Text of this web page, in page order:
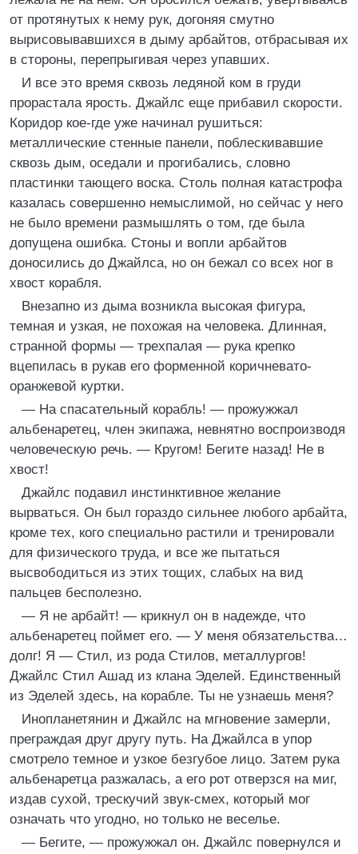
от протянутых к нему рук, догоняя смутно
вырисовывавшихся в дыму арбайтов, отбрасывая их
в стороны, перепрыгивая через упавших.
И все это время сквозь ледяной ком в груди
прорастала ярость. Джайлс еще прибавил скорости.
Коридор кое-где уже начинал рушиться:
металлические стенные панели, поблескивавшие
сквозь дым, оседали и прогибались, словно
пластинки тающего воска. Столь полная катастрофа
казалась совершенно немыслимой, но сейчас у него
не было времени размышлять о том, где была
допущена ошибка. Стоны и вопли арбайтов
доносились до Джайлса, но он бежал со всех ног в
хвост корабля.
Внезапно из дыма возникла высокая фигура,
темная и узкая, не похожая на человека. Длинная,
странной формы — трехпалая — рука крепко
вцепилась в рукав его форменной коричневато-
оранжевой куртки.
— На спасательный корабль! — прожужжал
альбенаретец, член экипажа, невнятно воспроизводя
человеческую речь. — Кругом! Бегите назад! Не в
хвост!
Джайлс подавил инстинктивное желание
вырваться. Он был гораздо сильнее любого арбайта,
кроме тех, кого специально растили и тренировали
для физического труда, и все же пытаться
высвободиться из этих тощих, слабых на вид
пальцев бесполезно.
— Я не арбайт! — крикнул он в надежде, что
альбенаретец поймет его. — У меня обязательства…
долг! Я — Стил, из рода Стилов, металлургов!
Джайлс Стил Ашад из клана Эделей. Единственный
из Эделей здесь, на корабле. Ты не узнаешь меня?
Инопланетянин и Джайлс на мгновение замерли,
преграждая друг другу путь. На Джайлса в упор
смотрело темное и узкое безгубое лицо. Затем рука
альбенаретца разжалась, а его рот отверзся на миг,
издав сухой, трескучий звук-смех, который мог
означать что угодно, но только не веселье.
— Бегите, — прожужжал он. Джайлс повернулся и